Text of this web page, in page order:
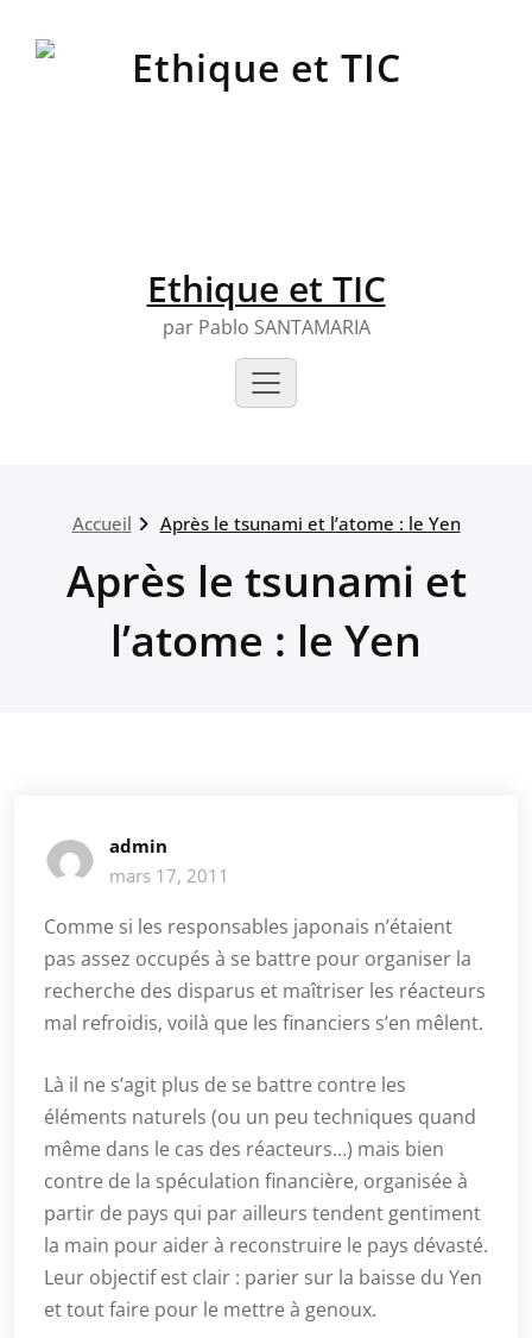
Ethique et TIC
par Pablo SANTAMARIA
Accueil Après le tsunami et l’atome : le Yen
Après le tsunami et
l’atome : le Yen
admin
mars 17, 2011
Comme si les responsables japonais n’étaient
pas assez occupés à se battre pour organiser la
recherche des disparus et maîtriser les réacteurs
mal refroidis, voilà que les financiers s’en mêlent.
Là il ne s’agit plus de se battre contre les
éléments naturels (ou un peu techniques quand
même dans le cas des réacteurs…) mais bien
contre de la spéculation financière, organisée à
partir de pays qui par ailleurs tendent gentiment
la main pour aider à reconstruire le pays dévasté.
Leur objectif est clair : parier sur la baisse du Yen
et tout faire pour le mettre à genoux.